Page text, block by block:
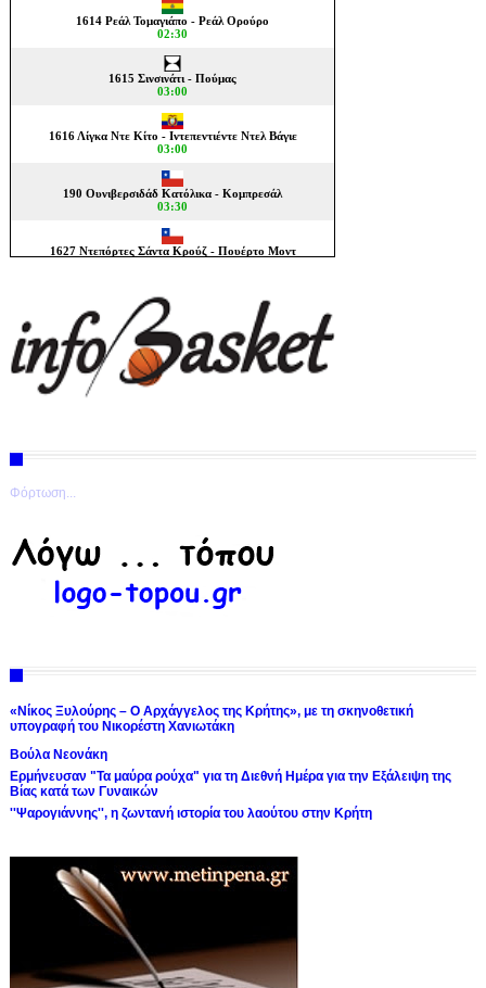
Φόρτωση...
«Νίκος Ξυλούρης – Ο Αρχάγγελος της Κρήτης», με τη σκηνοθετική
υπογραφή του Νικορέστη Χανιωτάκη
Βούλα Νεονάκη
Ερμήνευσαν "Τα μαύρα ρούχα" για τη Διεθνή Ημέρα για την Εξάλειψη της
Βίας κατά των Γυναικών
''Ψαρογιάννης'', η ζωντανή ιστορία του λαούτου στην Κρήτη